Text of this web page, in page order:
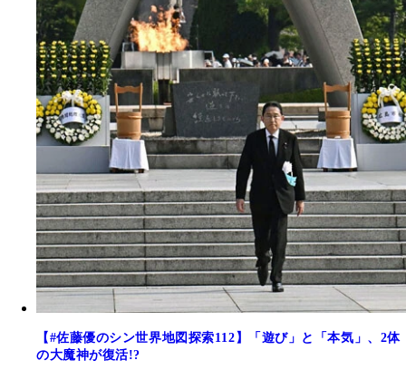
【#佐藤優のシン世界地図探索112】「遊び」と「本気」、2体
の大魔神が復活!?